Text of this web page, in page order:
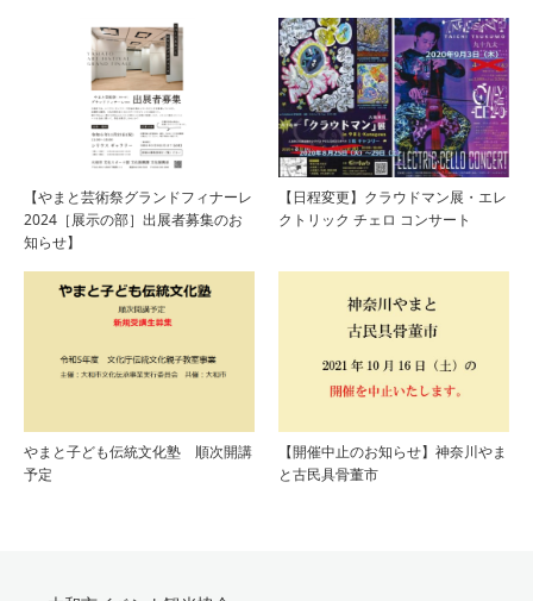
【やまと芸術祭グランドフィナーレ
2024［展示の部］出展者募集のお
知らせ】
【日程変更】クラウドマン展・エレ
クトリック チェロ コンサート
やまと子ども伝統文化塾 順次開講
予定
【開催中止のお知らせ】神奈川やま
と古民具骨董市